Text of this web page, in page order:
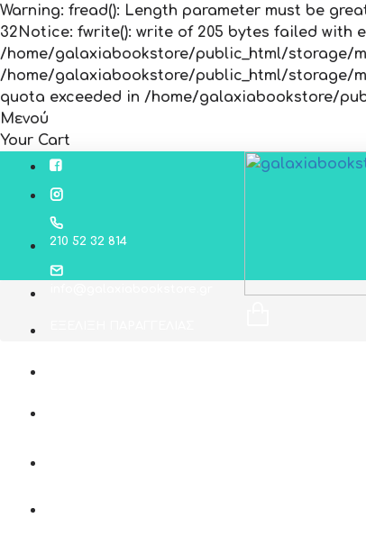
Warning: fread(): Length parameter must be
32Notice: fwrite(): write of 205 bytes failed with
/home/galaxiabookstore/public_html/storage/
/home/galaxiabookstore/public_html/storage/
quota exceeded in /home/galaxiabookstore/
Μενού
Your Cart
210 52 32 814